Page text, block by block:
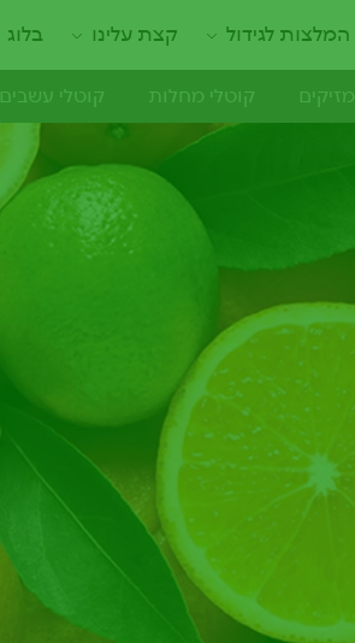
המלצות לגידול קצת עלינו בלוג
קוטלי מחלות קוטלי עשבים